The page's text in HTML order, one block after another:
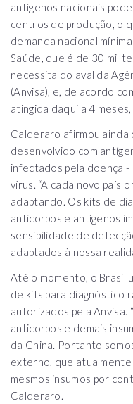
antígenos nacionais
centros de produção, o
demanda nacional
Saúde, que é de 30 mil
necessita do aval da
(Anvisa), e, de acordo
atingida daqui a 4
Calderaro afirmou
desenvolvido com
infectados pela doença -
vírus. “A cada novo país
adaptando. Os kits de
anticorpos e antígenos
sensibilidade de
adaptados à nossa
Até o momento, o Brasil
de kits para diagnóstico
autorizados pela Anvisa.
anticorpos e demais
da China. Portanto
externo, que
mesmos insumos por
Calderaro.